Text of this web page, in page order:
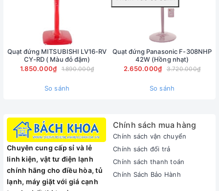
Thiết kế hiện đại, sử dụng dễ dàng
Không gian phả gió có thể thay đổi tùy theo ý muốn người
147cm. Trang bị bánh xe dễ dàng di chuyển, mang lại cảm
Điều khiển đơn giản với 3 mức gió bằng nút ấn, thoải mái lựa
chọn mức gió phù hớp với từng đối tượng từ trẻ nhỏ đến
những người cao tuổi, mang lại sức khỏe hoàn hảo cho người
thân trong gia đình bạn.
Chế độ hẹn giờ 4 mức độ (1,2,4, 8), đảm bảo quạt sẽ tắt
ngay cả khi bạn ra khỏi nhà giúp tiết kiệm điện năng cho gia
Quạt đứng MITSUBISHI LV16-RV
CY-RD ( Màu đỏ đậm)
1.850.000₫
1.890.000₫
So sánh
Quạt đứng Panasonic F-308NHP
42W (Hồng nhạt)
2.650.000₫
3.720.000₫
So sánh
Chuyên cung cấp sỉ và lẻ
linh kiện, vật tư điện lạnh
chính hãng cho điều hòa, tủ
lạnh, máy giặt với giá cạnh
Chính sách mua hàng
Chính sách vận chuyển
Chính sách đổi trả
Chính sách thanh toán
Chính Sách Bảo Hành